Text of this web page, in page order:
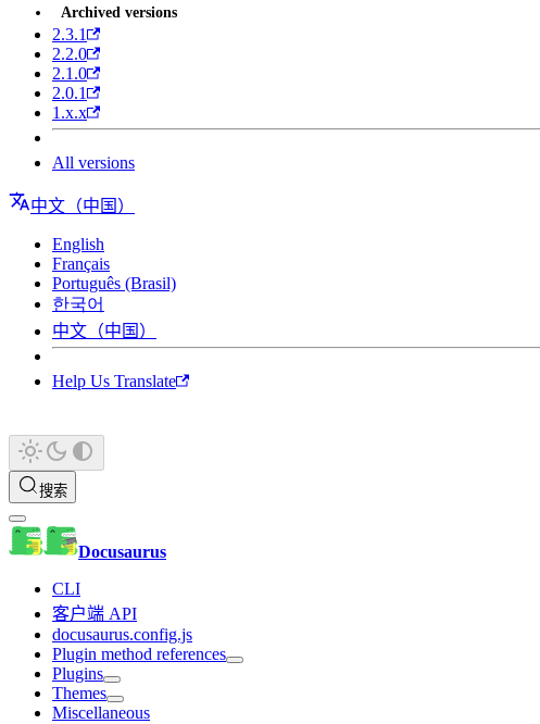
Archived versions
2.3.1
2.2.0
2.1.0
2.0.1
1.x.x
All versions
中文（中国）
English
Français
Português (Brasil)
한국어
中文（中国）
Help Us Translate
搜索
Docusaurus
CLI
客户端 API
docusaurus.config.js
Plugin method references
Plugins
Themes
Miscellaneous